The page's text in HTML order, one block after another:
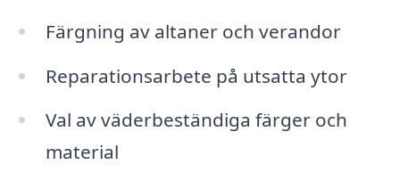
Färgning av altaner och verandor
Reparationsarbete på utsatta ytor
Val av väderbeständiga färger och
material